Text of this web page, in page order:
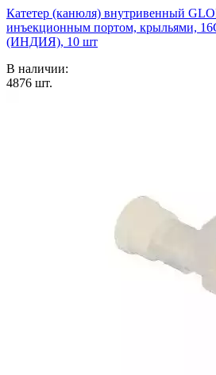
Катетер (канюля) внутривенный
инъекционным портом, крыльями,
(ИНДИЯ), 10 шт
В наличии:
4876 шт.